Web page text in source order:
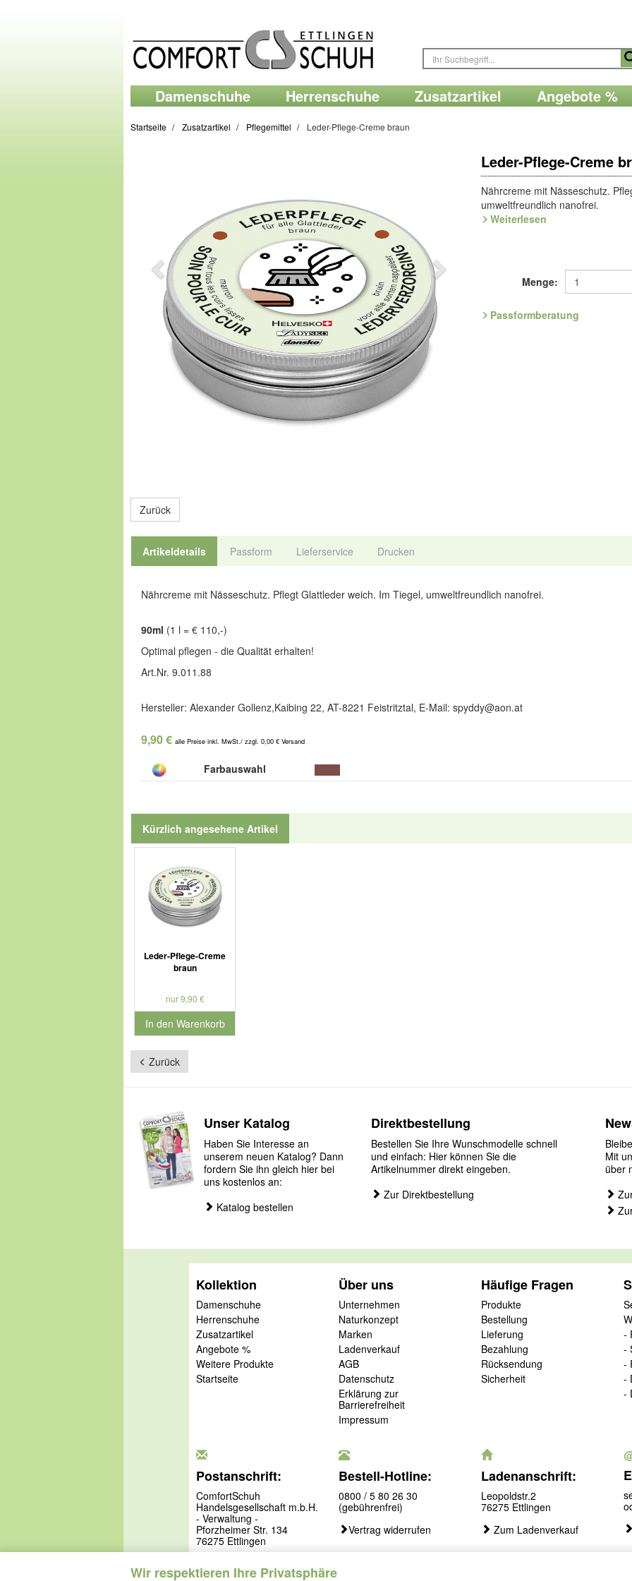
Damenschuhe Herrenschuhe Zusatzartikel Angebote %
Startseite Zusatzartikel Pflegemittel Leder-Pflege-Creme braun
Leder-Pflege-Creme
Nährcreme mit Nässeschutz.
umweltfreundlich nanofrei.
Art.Nr. 9.011.88
Hersteller: Alexander
Weiterlesen
Menge:
Passformberatung
Zurück
Artikeldetails Passform Lieferservice Drucken
Nährcreme mit Nässeschutz. Pflegt Glattleder weich. Im Tiegel, umweltfreundlich nanofrei.
90ml (1 l = € 110,-)
Optimal pflegen - die Qualität erhalten!
Art.Nr. 9.011.88
Hersteller: Alexander Gollenz,Kaibing 22, AT-8221 Feistritztal, E-Mail: spyddy@aon.at
9,90 € alle Preise inkl. MwSt./ zzgl. 0,00 € Versand
Farbauswahl
Kürzlich angesehene Artikel
Leder-Pflege-Creme
braun
nur 9,90 €
In den Warenkorb
für Produktnummer 901188
Zurück
Wir respektieren Ihre Privatsphäre
Unser Katalog
Haben Sie Interesse an
unserem neuen Katalog? Dann
fordern Sie ihn gleich hier bei
uns kostenlos an:
Katalog bestellen
Direktbestellung
Bestellen Sie Ihre Wunschmodelle schnell
und einfach: Hier können Sie die
Artikelnummer direkt eingeben.
Zur Direktbestellung
Mit
über
Kollektion
Damenschuhe
Herrenschuhe
Zusatzartikel
Angebote %
Weitere Produkte
Startseite
Über uns
Unternehmen
Naturkonzept
Marken
Ladenverkauf
AGB
Datenschutz
Erklärung zur
Barrierefreiheit
Impressum
Häufige Fragen
Produkte
Bestellung
Lieferung
Bezahlung
Rücksendung
Sicherheit
-
-
-
-
-
Postanschrift:
ComfortSchuh
Handelsgesellschaft m.b.H.
- Verwaltung -
Pforzheimer Str. 134
76275 Ettlingen
Bestell-Hotline:
0800 / 5 80 26 30
(gebührenfrei)
Vertrag widerrufen
Ladenanschrift:
Leopoldstr.2
76275 Ettlingen
Zum Ladenverkauf